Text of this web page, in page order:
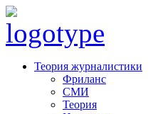
Теория журналистики
Фриланс
СМИ
Теория